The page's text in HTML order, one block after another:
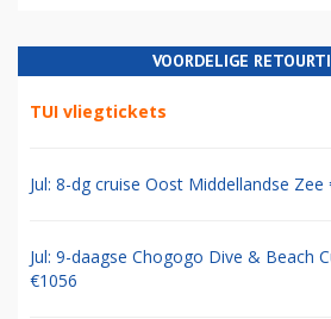
VOORDELIGE
TUI vliegtickets
Jul: 8-dg cruise Oost Middellandse Zee
Jul: 9-daagse Chogogo Dive & Beach
€1056